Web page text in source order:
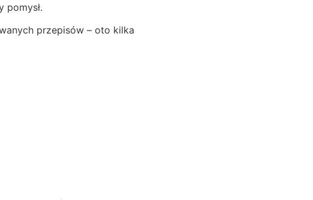
pomysł.
przepisów – oto kilka